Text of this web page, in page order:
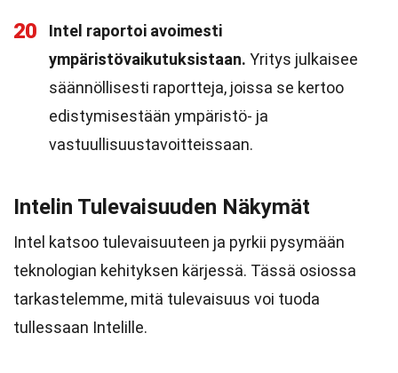
20
Intel raportoi avoimesti
ympäristövaikutuksistaan. Yritys julkaisee
säännöllisesti raportteja, joissa se kertoo
edistymisestään ympäristö- ja
vastuullisuustavoitteissaan.
Intelin Tulevaisuuden Näkymät
Intel katsoo tulevaisuuteen ja pyrkii pysymään
teknologian kehityksen kärjessä. Tässä osiossa
tarkastelemme, mitä tulevaisuus voi tuoda
tullessaan Intelille.